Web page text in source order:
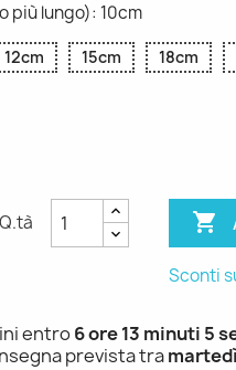
più lungo): 10cm
12cm 15cm 18cm
Q.tà 
Sconti
entro6 ore 13 minuti 4
prevista tramartedì